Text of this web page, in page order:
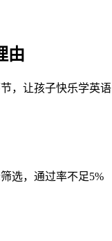
由
，让孩子快乐学英语
选，通过率不足5%